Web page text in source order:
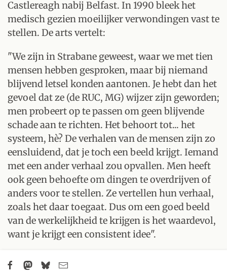
Castlereagh nabij Belfast. In 1990 bleek het
medisch gezien moeilijker verwondingen vast te
stellen. De arts vertelt:
"We zijn in Strabane geweest, waar we met tien
mensen hebben gesproken, maar bij niemand
blijvend letsel konden aantonen. Je hebt dan het
gevoel dat ze (de RUC, MG) wijzer zijn geworden;
men probeert op te passen om geen blijvende
schade aan te richten. Het behoort tot... het
systeem, hè? De verhalen van de mensen zijn zo
eensluidend, dat je toch een beeld krijgt. Iemand
met een ander verhaal zou opvallen. Men heeft
ook geen behoefte om dingen te overdrijven of
anders voor te stellen. Ze vertellen hun verhaal,
zoals het daar toegaat. Dus om een goed beeld
van de werkelijkheid te krijgen is het waardevol,
want je krijgt een consistent idee".
fataal